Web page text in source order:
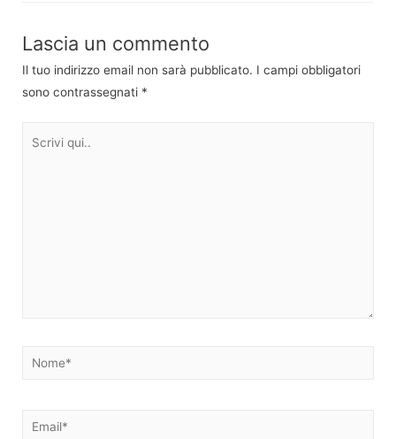
Lascia un commento
Il tuo indirizzo email non sarà pubblicato. I campi obbligatori
sono contrassegnati *